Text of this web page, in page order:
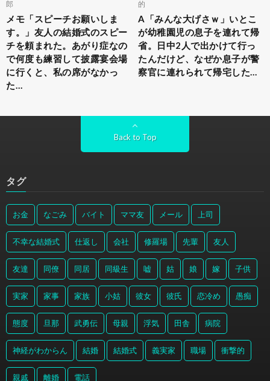
郎
メモ「スピーチお願いしま
す。」友人の結婚式のスピー
チを頼まれた。あがり症なの
で何度も練習して披露宴会場
に行くと、私の席がなかっ
た…
的
A「みんな大げさｗ」いとこ
が幼稚園児の息子を連れて帰
省。日中2人で出かけて行っ
たんだけど、なぜか息子が警
察官に連れられて帰宅した…
Back to Top
タグ
お金 なごみ バイト ママ友 メール 上司
不幸な結婚式 仕返し 会社 修羅場 先輩 友人
友達 同僚 同居 同級生 嘘 姑 娘 嫁 子供
実家 家事 家族 小姑 彼女 彼氏 恋冷め 愚痴
態度 旦那 武勇伝 母親 浮気 田舎 病院
神経がわからん 結婚 結婚式 義実家 職場 衝撃的
親戚 離婚 電話